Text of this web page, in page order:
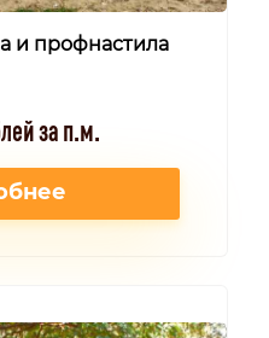
и профнастила
за п.м.